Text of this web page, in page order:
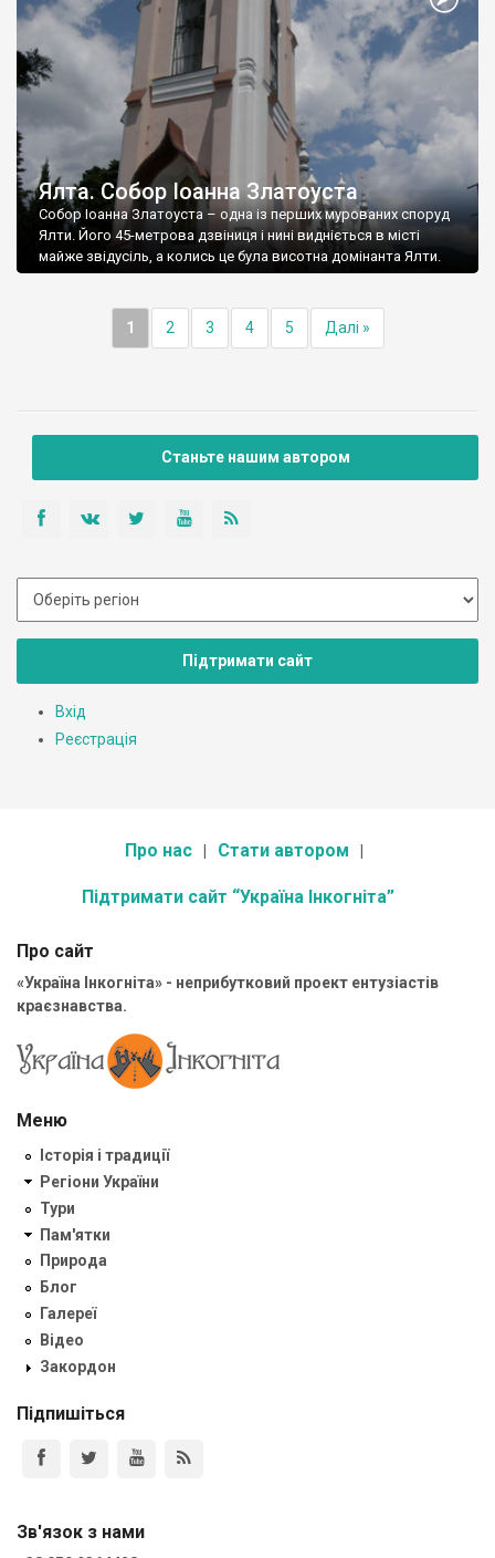
Ялта. Собор Іоанна Златоуста
Собор Іоанна Златоуста – одна із перших мурованих споруд
Ялти. Його 45-метрова дзвіниця і нині видніється в місті
майже звідусіль, а колись це була висотна домінанта Ялти.
1 2 3 4 5 Далі »
Станьте нашим автором
Підтримати сайт
Вхід
Реєстрація
Про нас Стати автором
Підтримати сайт “Україна Інкогніта”
Про сайт
«Україна Інкогніта» - неприбутковий проект ентузіастів
краєзнавства.
Меню
Історія і традиції
Регіони України
Тури
Пам'ятки
Природа
Блог
Галереї
Відео
Закордон
Підпишіться
Зв'язок з нами